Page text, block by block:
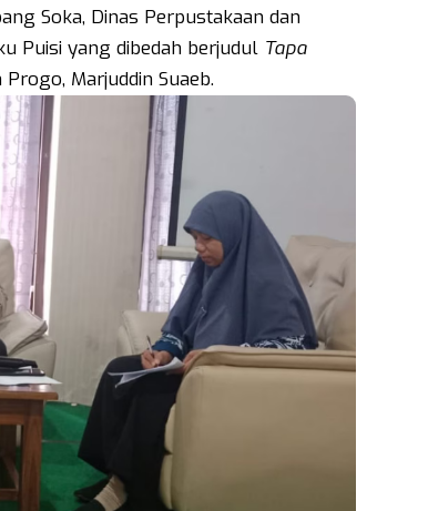
Soka, Dinas Perpustakaan dan
Puisi yang dibedah berjudul Tapa
Marjuddin Suaeb.